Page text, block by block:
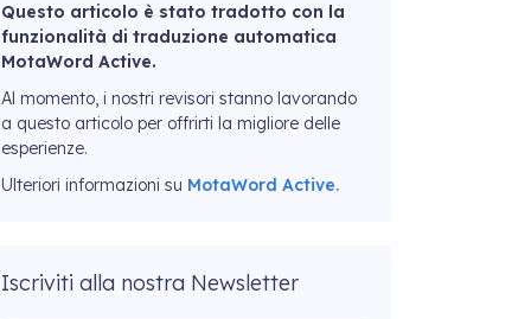
Questo articolo è stato tradotto con la
funzionalità di traduzione automatica
MotaWord Active.
Al momento, i nostri revisori stanno lavorando
a questo articolo per offrirti la migliore delle
esperienze.
Ulteriori informazioni su MotaWord Active.
Iscriviti alla nostra Newsletter